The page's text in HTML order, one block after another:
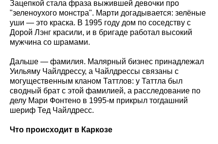
Зацепкой стала фраза выжившей девочки про
"зеленоухого монстра". Марти догадывается: зелёные
уши — это краска. В 1995 году дом по соседству с
Дорой Лэнг красили, и в бригаде работал высокий
мужчина со шрамами.
Дальше — фамилия. Малярный бизнес принадлежал
Уильяму Чайлдрессу, а Чайлдрессы связаны с
могущественным кланом Таттлов: у Таттла был
сводный брат с этой фамилией, а расследование по
делу Мари Фонтено в 1995-м прикрыл тогдашний
шериф Тед Чайлдресс.
Что происходит в Каркозе